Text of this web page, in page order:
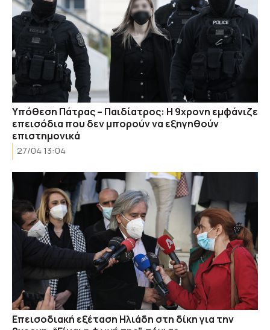
Υπόθεση Πάτρας – Παιδίατρος: Η 9χρονη εμφάνιζε
επεισόδια που δεν μπορούν να εξηγηθούν
επιστημονικά
27/04 13:04
Επεισοδιακή εξέταση Ηλιάδη στη δίκη για την